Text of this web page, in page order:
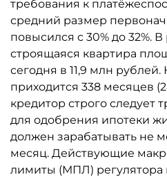
требования к
средний размер
повысился с 30% до 32%. В
строящаяся квартира
сегодня в 11,9 млн
приходится 338 месяцев
кредитор строго следует
для одобрения ипотеки
должен зарабатывать не
месяц. Действующие
лимиты (МПЛ) регулятора